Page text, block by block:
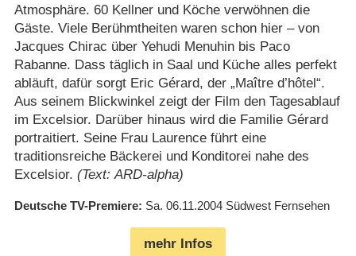
Atmosphäre. 60 Kellner und Köche verwöhnen die
Gäste. Viele Berühmtheiten waren schon hier – von
Jacques Chirac über Yehudi Menuhin bis Paco
Rabanne. Dass täglich in Saal und Küche alles perfekt
abläuft, dafür sorgt Eric Gérard, der „Maître d’hôtel“.
Aus seinem Blickwinkel zeigt der Film den Tagesablauf
im Excelsior. Darüber hinaus wird die Familie Gérard
portraitiert. Seine Frau Laurence führt eine
traditionsreiche Bäckerei und Konditorei nahe des
Excelsior. (Text: ARD-alpha)
Deutsche TV-Premiere Sa. 06.11.2004 Südwest Fernsehen
mehr Infos